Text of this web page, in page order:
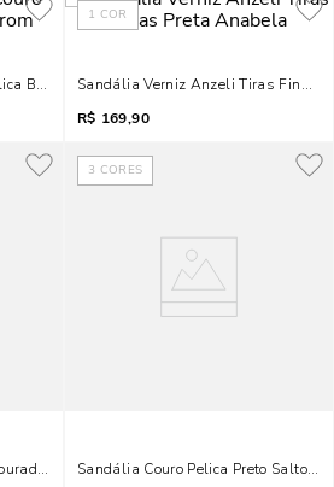
Bico Fino Marrom
1 COR
Sandália Verniz Anzeli Tiras Finas
R$ 169,90
Bico Quadrado
3 CORES
Sandália Couro Pelica Preto Salto